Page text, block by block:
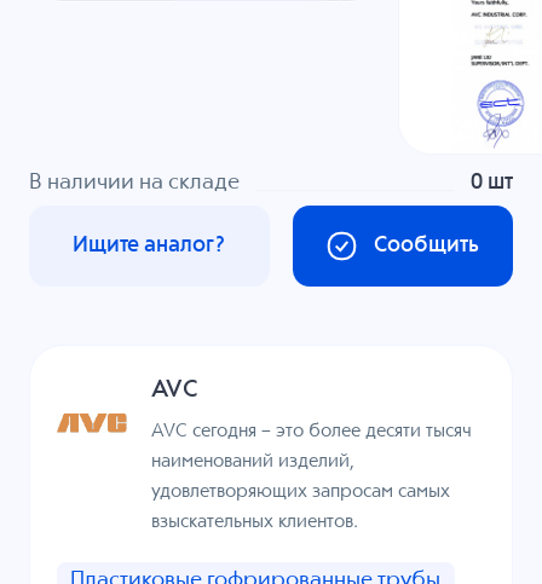
В наличии на складе 0 шт
Сообщить
Ищите аналог?
AVC
AVC сегодня – это более десяти тысяч
наименований изделий,
удовлетворяющих запросам самых
взыскательных клиентов.